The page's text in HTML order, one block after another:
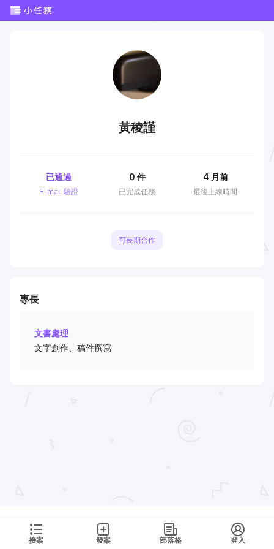
接案 發案 部落格 登入
黃稜謹
E-mail 驗證
已通過
已完成任務
0 件
最後上線時間
4 月前
可長期合作
專長
文書處理
文字創作、稿件撰寫